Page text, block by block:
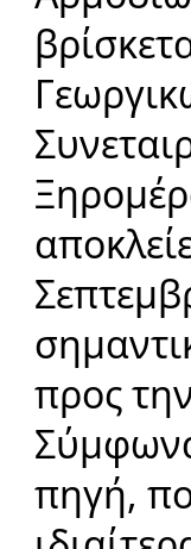
προς
πηγή,